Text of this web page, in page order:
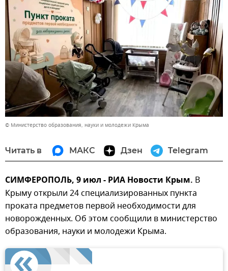
© Министерство образования, науки и молодежи Крыма
Читать в МАКС Дзен Telegram
СИМФЕРОПОЛЬ, 9 июл - РИА Новости Крым. В
Крыму открыли 24 специализированных пункта
проката предметов первой необходимости для
новорожденных. Об этом сообщили в министерство
образования, науки и молодежи Крыма.